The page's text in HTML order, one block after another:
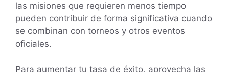
las misiones que requieren menos tiempo
pueden contribuir de forma significativa cuando
se combinan con torneos y otros eventos
oficiales.
Para aumentar tu tasa de éxito, aprovecha las